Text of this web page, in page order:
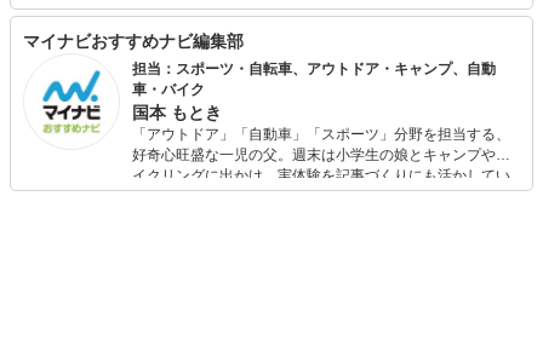
どでの執筆多数。 今も休日には必ず海山湖を駆けまわって
いる自然派で、あらゆるジャンルの釣りを体験し、季節に
合わせて日本中の旬な魚を追っている。 キャンプ用品は、
あえて払い下げのミリタリー系ギアで揃えるマニアな一面
も。
マイナビおすすめナビ編集部
担当：スポーツ・自転車、アウトドア・キャンプ、自動
車・バイク
国本 もとき
「アウトドア」「自動車」「スポーツ」分野を担当する、
好奇心旺盛な一児の父。週末は小学生の娘とキャンプやサ
イクリングに出かけ、実体験を記事づくりにも活かしてい
ます。読者の「知りたい」を分かりやすく届けることをモ